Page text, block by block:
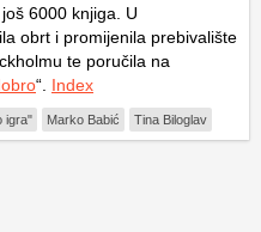
6000 knjiga. U
obrt i promijenila prebivalište
te poručila na
“. Index
igra" Marko Babić Tina Biloglav